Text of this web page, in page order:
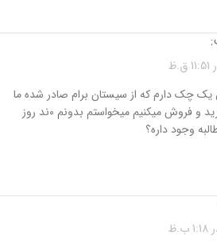
چک دارم که از سیستان برام صادر شده ما
اونجا جنس خرید و فروش میکنیم میخواستم بدونم ۰ند روز
وجود داره؟